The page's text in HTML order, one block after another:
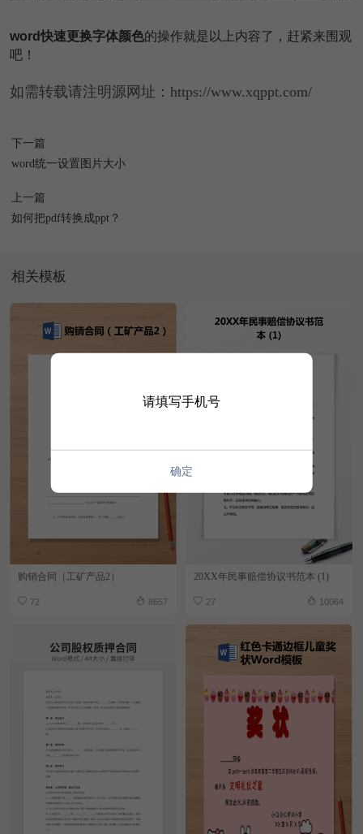
word快速更换字体颜色的操作就是以上内容了，赶紧来围观
吧！
如需转载请注明源网址：https://www.xqppt.com/
下一篇
word统一设置图片大小
上一篇
如何把pdf转换成ppt？
相关模板
购销合同（工矿产品2）
72 8657
20XX年民事赔偿协议书范本 (1)
27 10064
请填写手机号
确定